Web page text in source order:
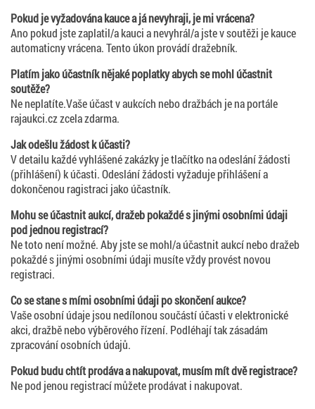
Pokud je vyžadována kauce a já nevyhraji, je mi vrácena?
Ano pokud jste zaplatil/a kauci a nevyhrál/a jste v soutěži je kauce
automaticny vrácena. Tento úkon provádí dražebník.
Platím jako účastník nějaké poplatky abych se mohl účastnit
soutěže?
Ne neplatíte.Vaše účast v aukcích nebo dražbách je na portále
rajaukci.cz zcela zdarma.
Jak odešlu žádost k účasti?
V detailu každé vyhlášené zakázky je tlačítko na odeslání žádosti
(přihlášení) k účasti. Odeslání žádosti vyžaduje přihlášení a
dokončenou ragistraci jako účastník.
Mohu se účastnit aukcí, dražeb pokaždé s jinými osobními údaji
pod jednou registrací?
Ne toto není možné. Aby jste se mohl/a účastnit aukcí nebo dražeb
pokaždé s jinými osobními údaji musíte vždy provést novou
registraci.
Co se stane s mími osobními údaji po skončení aukce?
Vaše osobní údaje jsou nedílonou součástí účasti v elektronické
akci, dražbě nebo výběrového řízení. Podléhají tak zásadám
zpracování osobních údajů.
Pokud budu chtít prodáva a nakupovat, musím mít dvě registrace?
Ne pod jenou registrací můžete prodávat i nakupovat.